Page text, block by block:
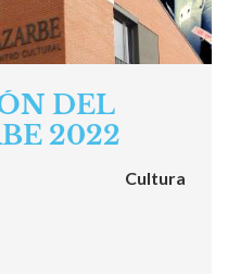
DEL
2022
Cultura